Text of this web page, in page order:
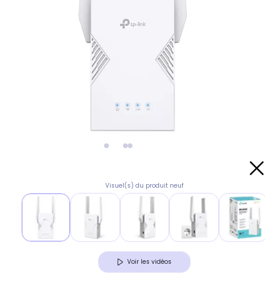
Visuel(s) du produit neuf
Voir les vidéos